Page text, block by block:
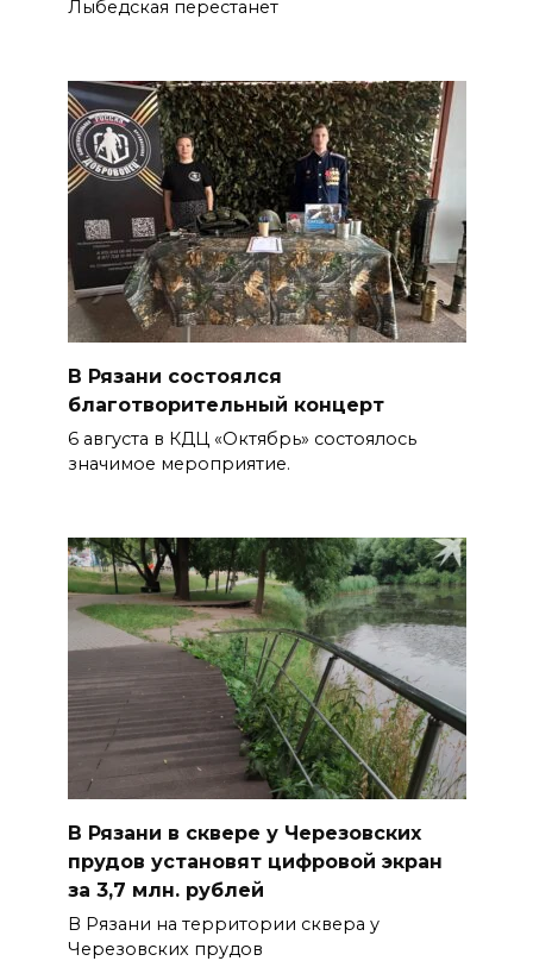
Лыбедская перестанет
В Рязани состоялся
благотворительный концерт
6 августа в КДЦ «Октябрь» состоялось
значимое мероприятие.
В Рязани в сквере у Черезовских
прудов установят цифровой экран
за 3,7 млн. рублей
В Рязани на территории сквера у
Черезовских прудов